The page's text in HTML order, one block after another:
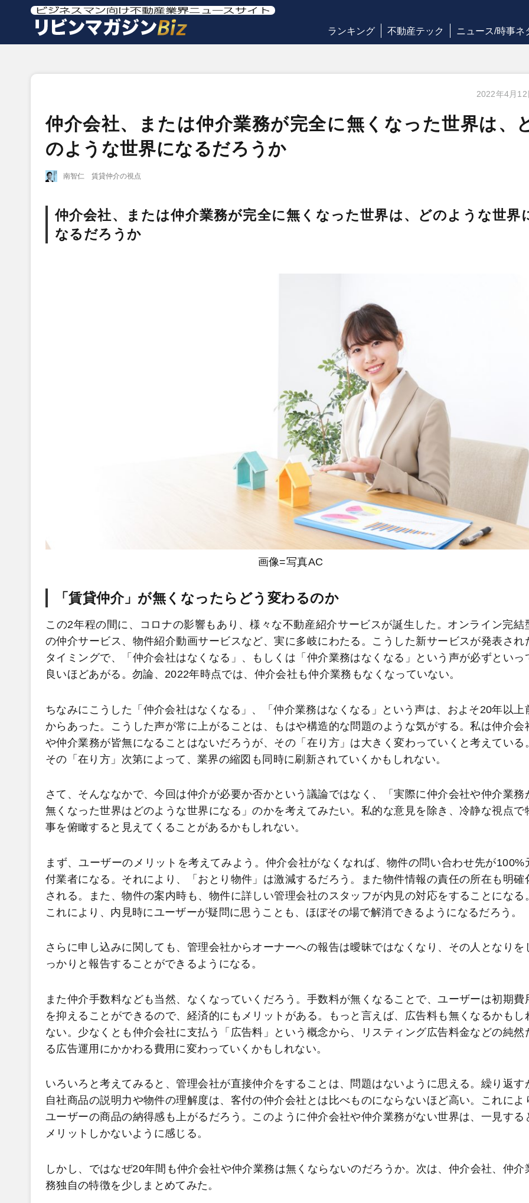
ランキング 不動産テック ニュース/時事ネ
2022年4月12
仲介会社、または仲介業務が完全に無くなった世界は、
のような世界になるだろうか
南智仁 賃貸仲介の視点
仲介会社、または仲介業務が完全に無くなった世界は、どのような世界
なるだろうか
画像=写真AC
「賃貸仲介」が無くなったらどう変わるのか
この2年程の間に、コロナの影響もあり、様々な不動産紹介サービスが誕生した。オンライン完結
の仲介サービス、物件紹介動画サービスなど、実に多岐にわたる。こうした新サービスが発表され
タイミングで、「仲介会社はなくなる」、もしくは「仲介業務はなくなる」という声が必ずといっ
良いほどあがる。勿論、2022年時点では、仲介会社も仲介業務もなくなっていない。
ちなみにこうした「仲介会社はなくなる」、「仲介業務はなくなる」という声は、およそ20年以上
からあった。こうした声が常に上がることは、もはや構造的な問題のような気がする。私は仲介会
や仲介業務が皆無になることはないだろうが、その「在り方」は大きく変わっていくと考えている。
その「在り方」次第によって、業界の縮図も同時に刷新されていくかもしれない。
さて、そんななかで、今回は仲介が必要か否かという議論ではなく、「実際に仲介会社や仲介業務
無くなった世界はどのような世界になる」のかを考えてみたい。私的な意見を除き、冷静な視点で
事を俯瞰すると見えてくることがあるかもしれない。
まず、ユーザーのメリットを考えてみよう。仲介会社がなくなれば、物件の問い合わせ先が100%
付業者になる。それにより、「おとり物件」は激減するだろう。また物件情報の責任の所在も明確
される。また、物件の案内時も、物件に詳しい管理会社のスタッフが内見の対応をすることになる。
これにより、内見時にユーザーが疑問に思うことも、ほぼその場で解消できるようになるだろう。
さらに申し込みに関しても、管理会社からオーナーへの報告は曖昧ではなくなり、その人となりを
っかりと報告することができるようになる。
また仲介手数料なども当然、なくなっていくだろう。手数料が無くなることで、ユーザーは初期費
を抑えることができるので、経済的にもメリットがある。もっと言えば、広告料も無くなるかもし
ない。少なくとも仲介会社に支払う「広告料」という概念から、リスティング広告料金などの純然
る広告運用にかかわる費用に変わっていくかもしれない。
いろいろと考えてみると、管理会社が直接仲介をすることは、問題はないように思える。繰り返す
自社商品の説明力や物件の理解度は、客付の仲介会社とは比べものにならないほど高い。これによ
ユーザーの商品の納得感も上がるだろう。このように仲介会社や仲介業務がない世界は、一見する
メリットしかないように感じる。
しかし、ではなぜ20年間も仲介会社や仲介業務は無くならないのだろうか。次は、仲介会社、仲介
務独自の特徴を少しまとめてみた。